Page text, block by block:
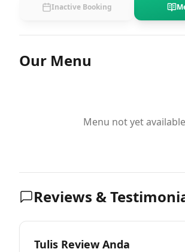
Inactive Booking
Our Menu
Menu not yet available
Reviews &
Tulis Review Anda